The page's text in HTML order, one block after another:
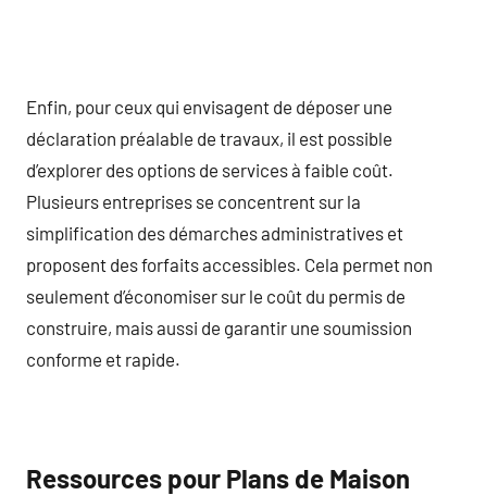
Enfin, pour ceux qui envisagent de déposer une
déclaration préalable de travaux, il est possible
d’explorer des options de services à faible coût.
Plusieurs entreprises se concentrent sur la
simplification des démarches administratives et
proposent des forfaits accessibles. Cela permet non
seulement d’économiser sur le coût du permis de
construire, mais aussi de garantir une soumission
conforme et rapide.
Ressources pour Plans de Maison